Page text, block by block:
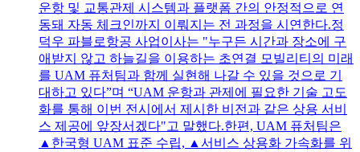
운항 및 교통관제 시스템과 플랫폼 간의 안정적으로 연
동돼 자동 체크인까지 이뤄지는 전 과정을 시연한다.정
덕우 파블로항공 사업이사는 "누구든 시간과 장소에 구
애받지 않고 하늘길을 이용하는 초연결 모빌리티의 미래
를 UAM 퓨처팀과 함께 실현해 나갈 수 있을 것으로 기
대하고 있다”며 “UAM 운항과 관제에 필요한 기술 고도
화를 통해 이번 전시에서 제시한 비전과 같은 상용 서비
스 제공에 앞장서겠다"고 말했다.한편, UAM 퓨처팀은
▲한국형 UAM 표준 수립, ▲서비스 상용화 가속화를 위